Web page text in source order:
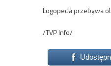
Logopeda przebywa
/TVP Info/